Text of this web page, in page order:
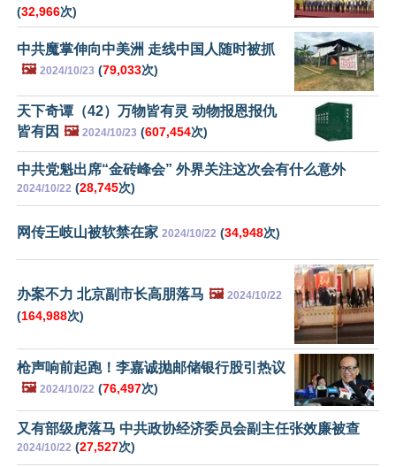
(32,966次)
中共魔掌伸向中美洲 走线中国人随时被抓
🖼️ 2024/10/23 (79,033次)
天下奇谭（42）万物皆有灵 动物报恩报仇
皆有因 🖼️ 2024/10/23 (607,454次)
中共党魁出席“金砖峰会” 外界关注这次会有什么意外
2024/10/22 (28,745次)
网传王岐山被软禁在家 2024/10/22 (34,948次)
办案不力 北京副市长高朋落马 🖼️ 2024/10/22
(164,988次)
枪声响前起跑！李嘉诚抛邮储银行股引热议
🖼️ 2024/10/22 (76,497次)
又有部级虎落马 中共政协经济委员会副主任张效廉被查
2024/10/22 (27,527次)